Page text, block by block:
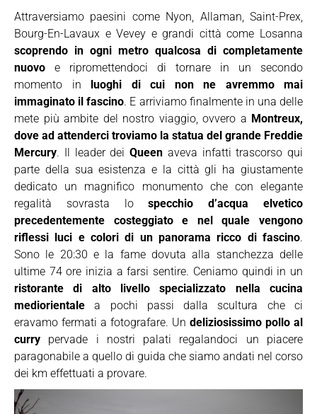
Attraversiamo paesini come Nyon, Allaman, Saint-Prex,
Bourg-En-Lavaux e Vevey e grandi città come Losanna
scoprendo in ogni metro qualcosa di completamente
nuovo e ripromettendoci di tornare in un secondo
momento in luoghi di cui non ne avremmo mai
immaginato il fascino. E arriviamo finalmente in una delle
mete più ambite del nostro viaggio, ovvero a Montreux,
dove ad attenderci troviamo la statua del grande Freddie
Mercury. Il leader dei Queen aveva infatti trascorso qui
parte della sua esistenza e la città gli ha giustamente
dedicato un magnifico monumento che con elegante
regalità sovrasta lospecchio d’acqua elvetico
precedentemente costeggiato e nel quale vengono
riflessi luci e colori di un panorama ricco di fascino.
Sono le 20:30 e la fame dovuta alla stanchezza delle
ultime 74 ore inizia a farsi sentire. Ceniamo quindi in un
ristorante di alto livello specializzato nella cucina
mediorientale a pochi passi dalla scultura che ci
eravamo fermati a fotografare. Un deliziosissimo pollo al
curry pervade i nostri palati regalandoci un piacere
paragonabile a quello di guida che siamo andati nel corso
dei km effettuati a provare.